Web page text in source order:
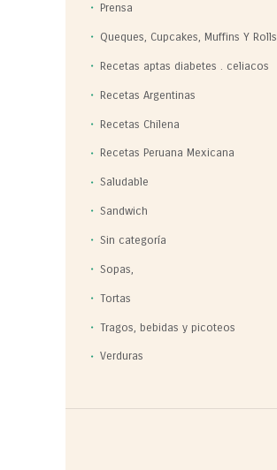
Prensa
Queques, Cupcakes, Muffins Y Rolls
Recetas aptas diabetes . celiacos
Recetas Argentinas
Recetas Chilena
Recetas Peruana Mexicana
Saludable
Sandwich
Sin categoría
Sopas,
Tortas
Tragos, bebidas y picoteos
Verduras